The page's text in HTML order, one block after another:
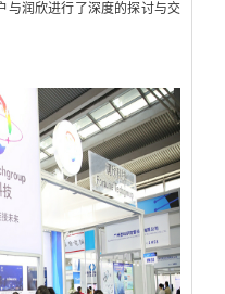
与润欣进行了深度的探讨与交